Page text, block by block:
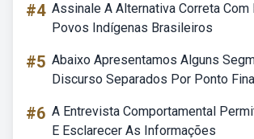
#4 Assinale A Alternativa Correta Com
Povos Indígenas Brasileiros
#5 Abaixo Apresentamos Alguns
Discurso Separados Por Ponto
#6 A Entrevista Comportamental
E Esclarecer As Informações